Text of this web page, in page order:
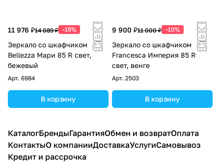
11 976 ₽14 089 ₽ -15%
Зеркало со шкафчиком
Bellezza Мари 85 R свет,
бежевый
Арт. 6984
В корзину
9 900 ₽11 000 ₽ -10%
Зеркало со шкафчиком
Francesca Империя 85 R
свет, венге
Арт. 2503
В корзину
КаталогБрендыГарантияОбмен и возвратОплата
КонтактыО компанииДоставкаУслугиСамовывоз
Кредит и рассрочка